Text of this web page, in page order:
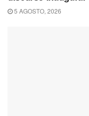
5 AGOSTO, 2026